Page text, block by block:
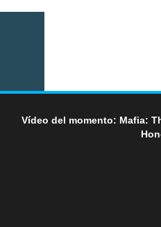
Vídeo del momento: Mafia: